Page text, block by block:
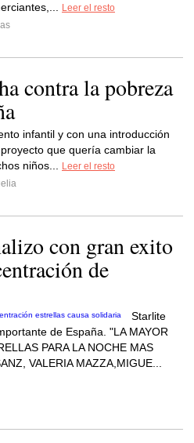
Leer el resto
contra la pobreza
infantil y con una introducción
que quería cambiar la
niños...
Leer el resto
con gran exito
de
Starlite
de España. "LA MAYOR
PARA LA NOCHE MAS
VALERIA MAZZA,MIGUE...